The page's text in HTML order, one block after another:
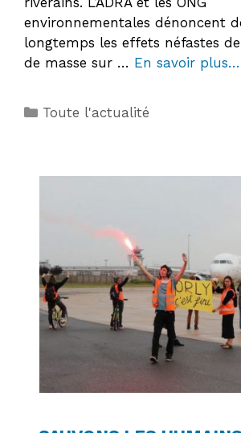
environnementales dénoncent
longtemps les effets néfastes
de masse sur … En savoir plus…
Catégories
Toute l'actualité